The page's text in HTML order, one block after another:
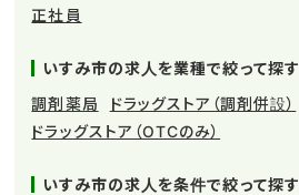
正社員
いすみ市の求人を業種で絞って探す
調剤薬局
ドラッグストア（調剤併設）
ドラッグストア（OTCのみ）
いすみ市の求人を条件で絞って探す